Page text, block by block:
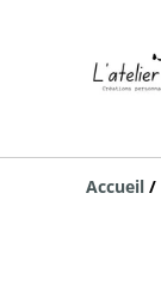
Accueil /